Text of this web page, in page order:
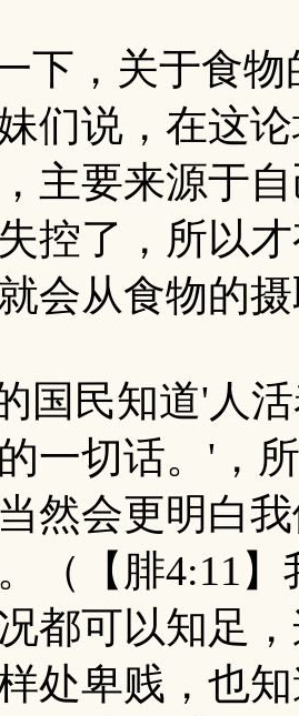
，关于食物
们说，在这
主要来源于
控了，所以
会从食物的
民知道'人活
一切话。'，
然会更明白
（【腓4:11
都可以知足
处卑贱，也